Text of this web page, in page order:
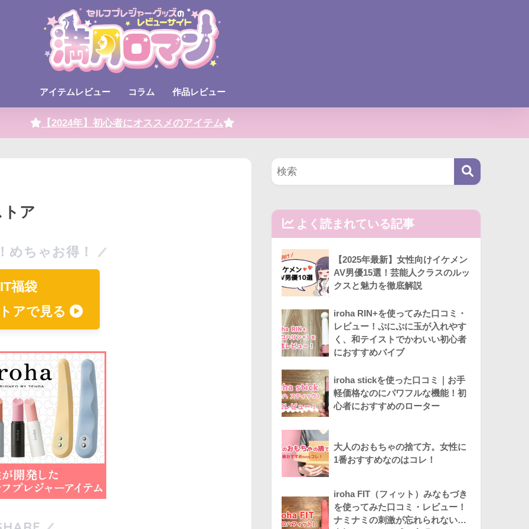
アイテムレビュー コラム 作品レビュー
【2024年】初心者にオススメのアイテム
ア
めちゃお得！
福袋
アで見る
よく読まれている記事
【2025年最新】女性向けイケメン
AV男優15選！芸能人クラスのルッ
クスと魅力を徹底解説
iroha RIN+を使ってみた口コミ・
レビュー！ぷにぷに玉が入れやす
く、和テイストでかわいい初心者
におすすめバイブ
iroha stickを使った口コミ｜お手
軽価格なのにパワフルな機能！初
心者におすすめのローター
大人のおもちゃの捨て方。女性に
1番おすすめなのはコレ！
iroha FIT（フィット）みなもづき
を使ってみた口コミ・レビュー！
ナミナミの刺激が忘れられない…